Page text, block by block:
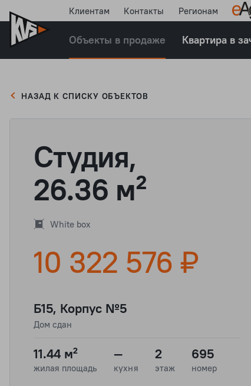
Клиентам Контакты Регионам
Объекты в продаже Квартира в
НАЗАД К СПИСКУ ОБЪЕКТОВ
Студия,
26.36 м²
White box
10 322 576 ₽
Б15, Корпус №5
Дом сдан
11.44 м²
жилая площадь
—
кухня
2
этаж
695
номер